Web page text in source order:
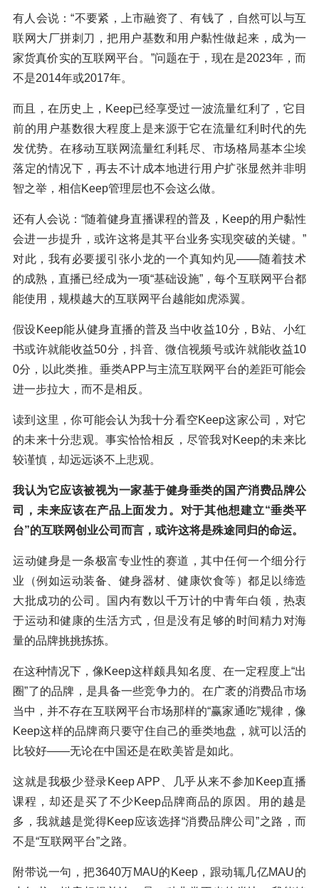
有人会说：“不要紧，上市融资了、有钱了，自然可以与互
联网大厂拼刺刀，把用户基数和用户黏性做起来，成为一
家货真价实的互联网平台。”问题在于，现在是2023年，而
不是2014年或2017年。
而且，在历史上，Keep已经享受过一波流量红利了，它目
前的用户基数很大程度上是来源于它在流量红利时代的先
发优势。在移动互联网流量红利耗尽、市场格局基本尘埃
落定的情况下，再去不计成本地进行用户扩张显然并非明
智之举，相信Keep管理层也不会这么做。
还有人会说：“随着健身直播课程的普及，Keep的用户黏性
会进一步提升，或许这将是其平台业务实现突破的关键。”
对此，我有必要援引张小龙的一个真知灼见——随着技术
的成熟，直播已经成为一项“基础设施”，每个互联网平台都
能使用，规模越大的互联网平台越能如虎添翼。
假设Keep能从健身直播的普及当中收益10分，B站、小红
书或许就能收益50分，抖音、微信视频号或许就能收益10
0分，以此类推。垂类APP与主流互联网平台的差距可能会
进一步拉大，而不是相反。
读到这里，你可能会认为我十分看空Keep这家公司，对它
的未来十分悲观。事实恰恰相反，尽管我对Keep的未来比
较谨慎，却远远谈不上悲观。
我认为它应该被视为一家基于健身垂类的国产消费品牌公
司，未来应该在产品上面发力。对于其他想建立“垂类平
台”的互联网创业公司而言，或许这将是殊途同归的命运。
运动健身是一条极富专业性的赛道，其中任何一个细分行
业（例如运动装备、健身器材、健康饮食等）都足以缔造
大批成功的公司。国内有数以千万计的中青年白领，热衷
于运动和健康的生活方式，但是没有足够的时间精力对海
量的品牌挑挑拣拣。
在这种情况下，像Keep这样颇具知名度、在一定程度上“出
圈”了的品牌，是具备一些竞争力的。在广袤的消费品市场
当中，并不存在互联网平台市场那样的“赢家通吃”规律，像
Keep这样的品牌商只要守住自己的垂类地盘，就可以活的
比较好——无论在中国还是在欧美皆是如此。
这就是我极少登录Keep APP、几乎从来不参加Keep直播
课程，却还是买了不少Keep品牌商品的原因。用的越是
多，我就越是觉得Keep应该选择“消费品牌公司”之路，而
不是“互联网平台”之路。
附带说一句，把3640万MAU的Keep，跟动辄几亿MAU的